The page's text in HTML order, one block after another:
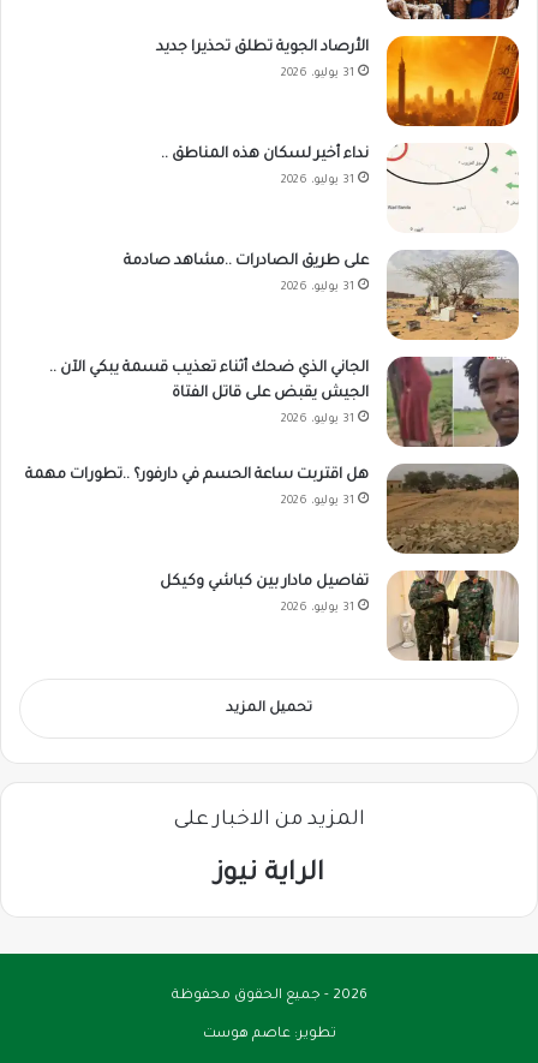
الأرصاد الجوية تطلق تحذيرا جديد
31 يوليو، 2026
نداء أخير لسكان هذه المناطق ..
31 يوليو، 2026
على طريق الصادرات ..مشاهد صادمة
31 يوليو، 2026
الجاني الذي ضحك أثناء تعذيب قسمة يبكي الآن ..
الجيش يقبض على قاتل الفتاة
31 يوليو، 2026
هل اقتربت ساعة الحسم في دارفور؟ ..تطورات مهمة
31 يوليو، 2026
تفاصيل مادار بين كباشي وكيكل
31 يوليو، 2026
تحميل المزيد
المزيد من الاخبار على
الراية نيوز
2026 - جميع الحقوق محفوظة
تطوير:عاصم هوست